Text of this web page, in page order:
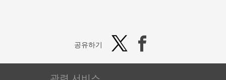
공유하기